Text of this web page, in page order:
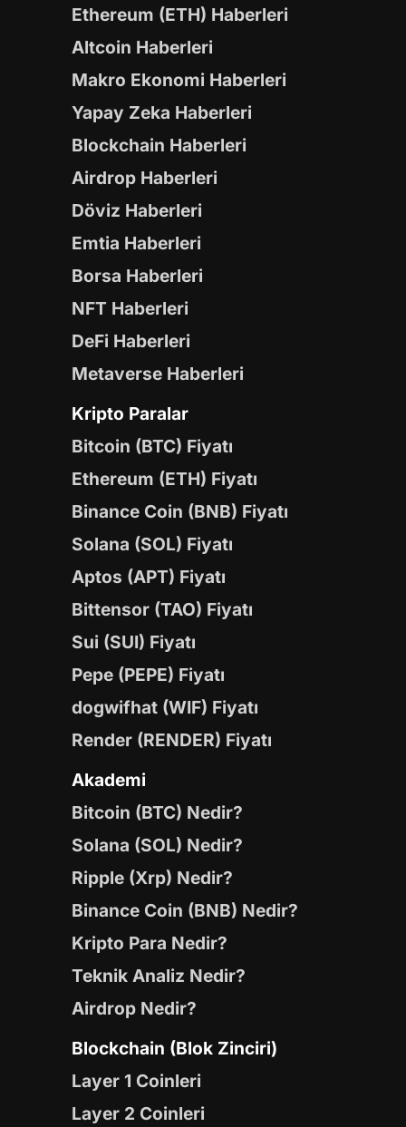
Ethereum (ETH) Haberleri
Altcoin Haberleri
Makro Ekonomi Haberleri
Yapay Zeka Haberleri
Blockchain Haberleri
Airdrop Haberleri
Döviz Haberleri
Emtia Haberleri
Borsa Haberleri
NFT Haberleri
DeFi Haberleri
Metaverse Haberleri
Kripto Paralar
Bitcoin (BTC) Fiyatı
Ethereum (ETH) Fiyatı
Binance Coin (BNB) Fiyatı
Solana (SOL) Fiyatı
Aptos (APT) Fiyatı
Bittensor (TAO) Fiyatı
Sui (SUI) Fiyatı
Pepe (PEPE) Fiyatı
dogwifhat (WIF) Fiyatı
Render (RENDER) Fiyatı
Akademi
Bitcoin (BTC) Nedir?
Solana (SOL) Nedir?
Ripple (Xrp) Nedir?
Binance Coin (BNB) Nedir?
Kripto Para Nedir?
Teknik Analiz Nedir?
Airdrop Nedir?
Blockchain (Blok Zinciri)
Layer 1 Coinleri
Layer 2 Coinleri